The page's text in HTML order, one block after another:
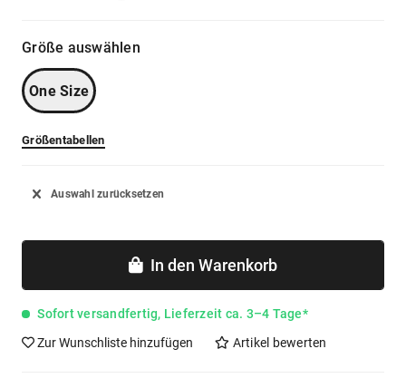
Größe auswählen
One Size
Größentabellen
Auswahl zurücksetzen
In den Warenkorb
Sofort versandfertig, Lieferzeit ca. 3–4 Tage*
Zur Wunschliste hinzufügen
Artikel bewerten